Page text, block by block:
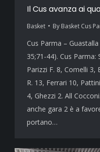
Il Cus avanza ai
Basket By Basket Cus
Cus Parma –
35;71-44). Cus Parma:
Parizzi F. 8, Comelli 3,
R. 13, Ferrari 10,
4, Ghezzi 2. All
anche gara 2 è a
portano…